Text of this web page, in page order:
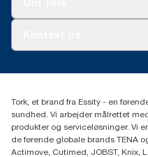
Smiley-rapport
(+45) 48 16 82 44
Professional Hygiene
Gydevang 33
DK-3450 Allerød
Tork, et brand fra Essity - en
sundhed. Vi arbejder målrettet
produkter og serviceløsninger. Vi
de førende globale brands TENA
Actimove, Cutimed, JOBST, Knix,